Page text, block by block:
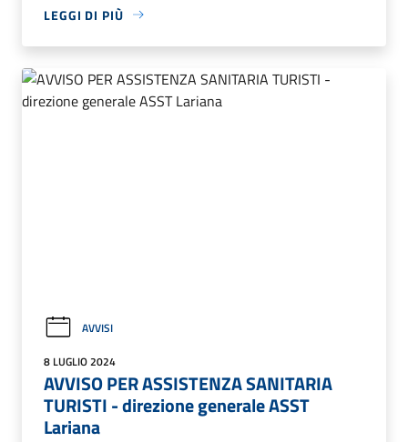
LEGGI DI PIÙ
AVVISI
8 LUGLIO 2024
AVVISO PER ASSISTENZA SANITARIA
TURISTI - direzione generale ASST
Lariana